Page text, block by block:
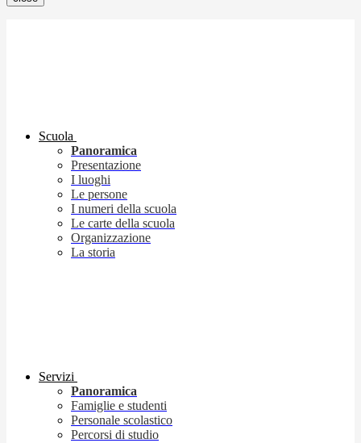
Scuola
Panoramica
Presentazione
I luoghi
Le persone
I numeri della scuola
Le carte della scuola
Organizzazione
La storia
Servizi
Panoramica
Famiglie e studenti
Personale scolastico
Percorsi di studio